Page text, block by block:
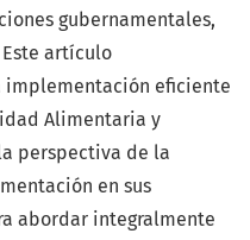
gubernamentales,
artículo
implementación eficiente
Alimentaria y
perspectiva de la
en sus
abordar integralmente